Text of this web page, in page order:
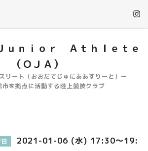
ｎｉｏｒ Ａｔｈｌｅｔｅ
（ＯＪＡ）
リート（おおだてじゅにああすりーと）ー
市を拠点に活動する陸上競技クラブ
2021-01-06 (水) 17:30～19: